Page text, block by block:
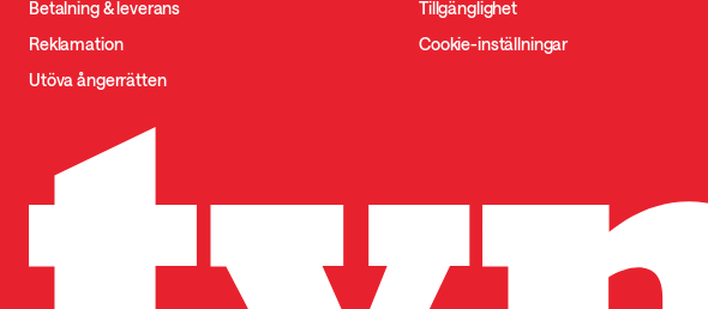
Betalning & leverans
Reklamation
Utöva ångerrätten
Tillgänglighet
Cookie-inställningar